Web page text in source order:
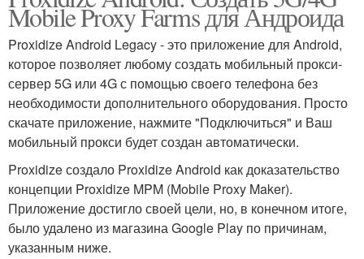
Mobile Proxy Farms для Андроида
Proxidize Android Legacy - это приложение для Android,
которое позволяет любому создать мобильный прокси-
сервер 5G или 4G с помощью своего телефона без
необходимости дополнительного оборудования. Просто
скачате приложение, нажмите "Подключиться" и Ваш
мобильный прокси будет создан автоматически.
Proxidize создало Proxidize Android как доказательство
концепции Proxidize MPM (Mobile Proxy Maker).
Приложение достигло своей цели, но, в конечном итоге,
было удалено из магазина Google Play по причинам,
указанным ниже.